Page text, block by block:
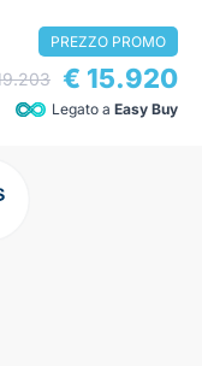
PREZZO PROMO
€ 15.920
Legato a Easy Buy